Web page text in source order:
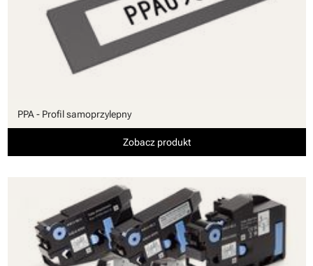
PPA - Profil samoprzylepny
Zobacz produkt